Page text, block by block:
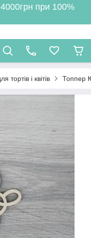
при 100%
тортів і квітів Топпер